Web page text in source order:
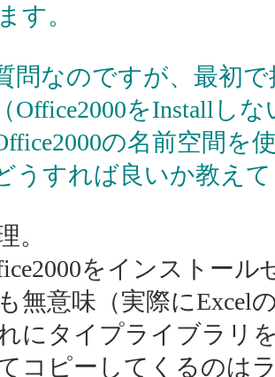
す。
問なのですが、最初
Office2000をInstallし
の名前空間を
うすれば良いか教え
。
をインストー
無意味（実際にExcel
にタイプライブラリ
コピーしてくるのは